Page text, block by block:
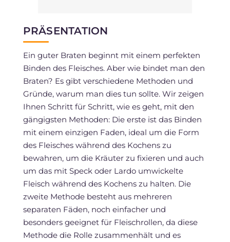
PRÄSENTATION
Ein guter Braten beginnt mit einem perfekten
Binden des Fleisches. Aber wie bindet man den
Braten? Es gibt verschiedene Methoden und
Gründe, warum man dies tun sollte. Wir zeigen
Ihnen Schritt für Schritt, wie es geht, mit den
gängigsten Methoden: Die erste ist das Binden
mit einem einzigen Faden, ideal um die Form
des Fleisches während des Kochens zu
bewahren, um die Kräuter zu fixieren und auch
um das mit Speck oder Lardo umwickelte
Fleisch während des Kochens zu halten. Die
zweite Methode besteht aus mehreren
separaten Fäden, noch einfacher und
besonders geeignet für Fleischrollen, da diese
Methode die Rolle zusammenhält und es